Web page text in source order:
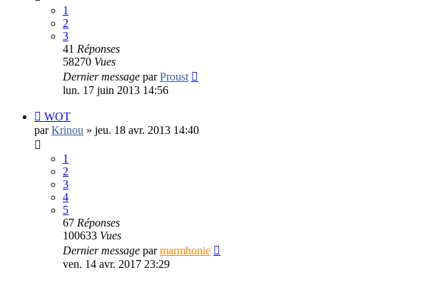
1
2
3
41 Réponses
58270 Vues
Dernier message parProust
lun. 17 juin 2013 14:56
WOT
parKrinou » jeu. 18 avr. 2013 14:40
1
2
3
4
5
67 Réponses
100633 Vues
Dernier message parmarmhonie
ven. 14 avr. 2017 23:29